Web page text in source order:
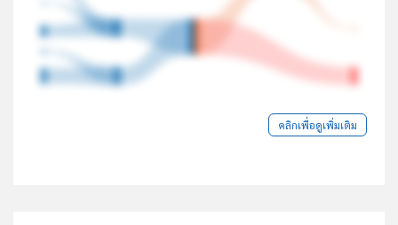
คลิกเพื่อดูเพิ่มเติม